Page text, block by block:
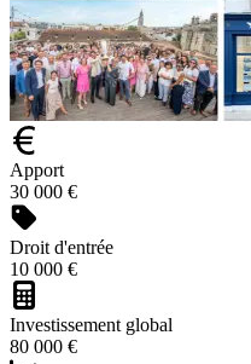
Apport
30 000 €
Droit d'entrée
10 000 €
Investissement global
80 000 €